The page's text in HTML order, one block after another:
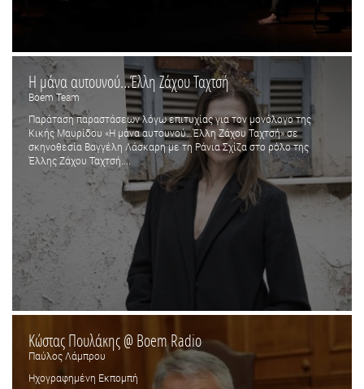
Η μάνα αυτουνού…Έλλη Ζάχου Ταχτσή
Boem Team
Παράταση παραστάσεων λόγω επιτυχίας για τον μονόλογο της
Κικής Μαυρίδου «Η μάνα αυτουνού…Έλλη Ζάχου Ταχτσή» σε
σκηνοθεσία Βαγγέλη Λάσκαρη με τη Ράνια Σχίζα στο ρόλο της
Έλλης Ζάχου Ταχτσή....
Κώστας Πουλάκης @ Boem Radio
Παύλος Λάμπρου
Ηχογραφημένη Εκπομπή